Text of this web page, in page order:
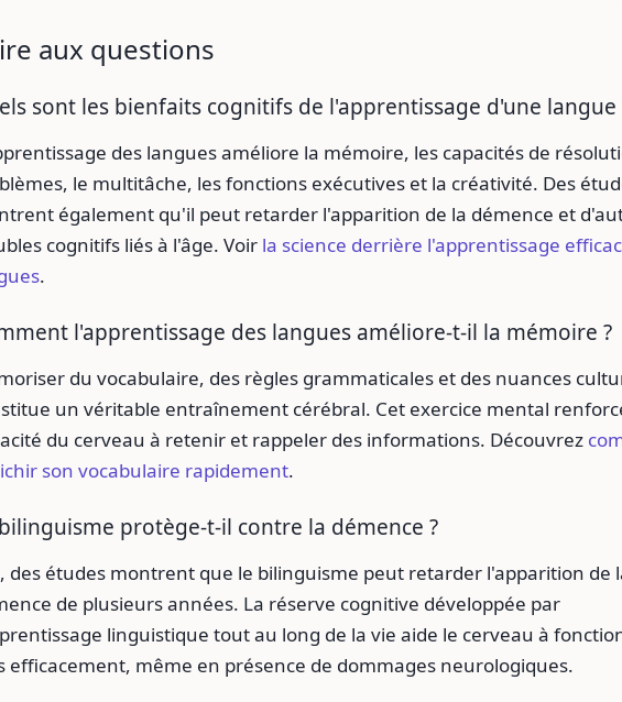
aux questions
sont les bienfaits cognitifs de l'apprentissage d'une langue
des langues améliore la mémoire, les capacités de
le multitâche, les fonctions exécutives et la créativité. Des
également qu'il peut retarder l'apparition de la démence et
cognitifs liés à l'âge. Voir la science derrière l'apprentissage
.
l'apprentissage des langues améliore-t-il la mémoire ?
du vocabulaire, des règles grammaticales et des nuances
un véritable entraînement cérébral. Cet exercice mental
du cerveau à retenir et rappeler des informations. Découvrez
son vocabulaire rapidement.
protège-t-il contre la démence ?
des études montrent que le bilinguisme peut retarder l'apparition de
de plusieurs années. La réserve cognitive développée par
linguistique tout au long de la vie aide le cerveau à
efficacement, même en présence de dommages neurologiques.